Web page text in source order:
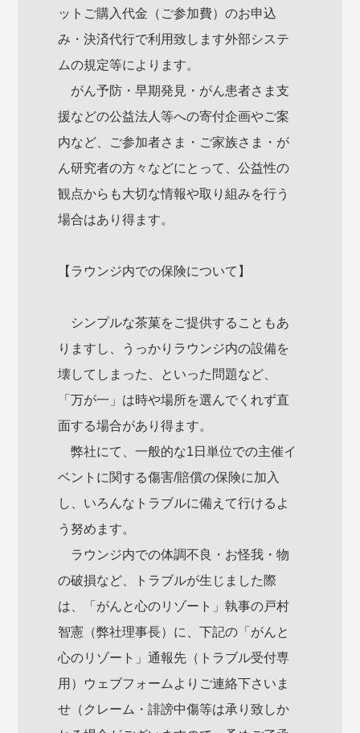
ットご購入代金（ご参加費）のお申込
み・決済代行で利用致します外部システ
ムの規定等によります。
がん予防・早期発見・がん患者さま支
援などの公益法人等への寄付企画やご案
内など、ご参加者さま・ご家族さま・が
ん研究者の方々などにとって、公益性の
観点からも大切な情報や取り組みを行う
場合はあり得ます。
【ラウンジ内での保険について】
シンプルな茶菓をご提供することもあ
りますし、うっかりラウンジ内の設備を
壊してしまった、といった問題など、
「万が一」は時や場所を選んでくれず直
面する場合があり得ます。
弊社にて、一般的な1日単位での主催イ
ベントに関する傷害/賠償の保険に加入
し、いろんなトラブルに備えて行けるよ
う努めます。
ラウンジ内での体調不良・お怪我・物
の破損など、トラブルが生じました際
は、「がんと心のリゾート」執事の戸村
智憲（弊社理事長）に、下記の「がんと
心のリゾート」通報先（トラブル受付専
用）ウェブフォームよりご連絡下さいま
せ（クレーム・誹謗中傷等は承り致しか